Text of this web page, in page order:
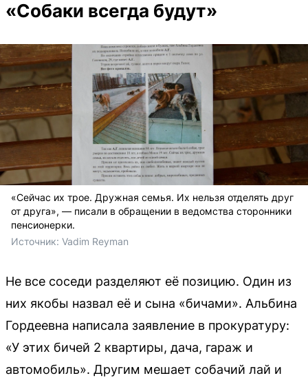
«Собаки всегда будут»
«Сейчас их трое. Дружная семья. Их нельзя отделять друг
от друга», — писали в обращении в ведомства сторонники
пенсионерки.
Источник: Vadim Reyman
Не все соседи разделяют её позицию. Один из
них якобы назвал её и сына «бичами». Альбина
Гордеевна написала заявление в прокуратуру:
«У этих бичей 2 квартиры, дача, гараж и
автомобиль». Другим мешает собачий лай и